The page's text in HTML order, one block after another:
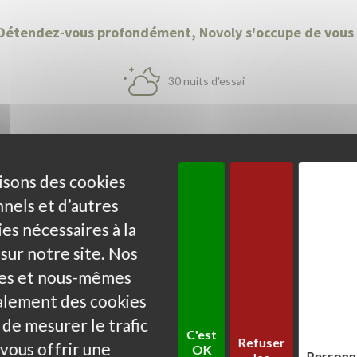
vous profondément, Novoly s'occupe de vous
30 nuits d'essai
Novoly, déjà plus de
Excellent contact , livraison rapide. Le sommier est de
très bonne qualité . Je recommande cette entreprise
des cookies
et d’autres
nécessaires à la
notre site. Nos
et nous-mêmes
des cookies
mesurer le trafic
offrir une
C'est
OK
Refuser